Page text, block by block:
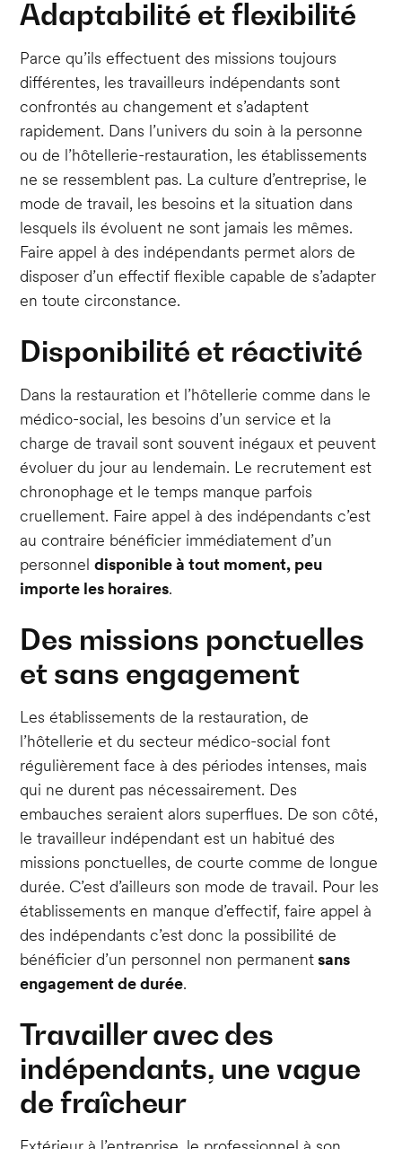
Adaptabilité et flexibilité
Parce qu’ils effectuent des missions toujours
différentes, les travailleurs indépendants sont
confrontés au changement et s’adaptent
rapidement. Dans l’univers du soin à la personne
ou de l’hôtellerie-restauration, les établissements
ne se ressemblent pas. La culture d’entreprise, le
mode de travail, les besoins et la situation dans
lesquels ils évoluent ne sont jamais les mêmes.
Faire appel à des indépendants permet alors de
disposer d’un effectif flexible capable de s’adapter
en toute circonstance.
Disponibilité et réactivité
Dans la restauration et l’hôtellerie comme dans le
médico-social, les besoins d’un service et la
charge de travail sont souvent inégaux et peuvent
évoluer du jour au lendemain. Le recrutement est
chronophage et le temps manque parfois
cruellement. Faire appel à des indépendants c’est
au contraire bénéficier immédiatement d’un
personneldisponible à tout moment, peu
importe les horaires.
Des missions ponctuelles
et sans engagement
Les établissements de la restauration, de
l’hôtellerie et du secteur médico-social font
régulièrement face à des périodes intenses, mais
qui ne durent pas nécessairement. Des
embauches seraient alors superflues. De son côté,
le travailleur indépendant est un habitué des
missions ponctuelles, de courte comme de longue
durée. C’est d’ailleurs son mode de travail. Pour les
établissements en manque d’effectif, faire appel à
des indépendants c’est donc la possibilité de
bénéficier d’un personnel non permanentsans
engagement de durée.
Travailler avec des
indépendants, une vague
de fraîcheur